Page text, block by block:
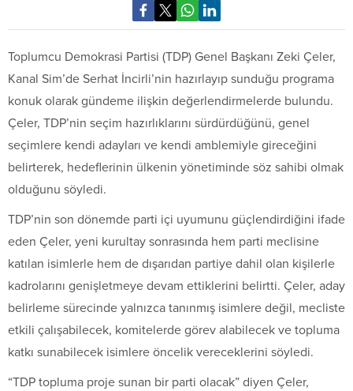
Toplumcu Demokrasi Partisi (TDP) Genel Başkanı Zeki Çeler,
Kanal Sim’de Serhat İncirli’nin hazırlayıp sunduğu programa
konuk olarak gündeme ilişkin değerlendirmelerde bulundu.
Çeler, TDP’nin seçim hazırlıklarını sürdürdüğünü, genel
seçimlere kendi adayları ve kendi amblemiyle gireceğini
belirterek, hedeflerinin ülkenin yönetiminde söz sahibi olmak
olduğunu söyledi.
TDP’nin son dönemde parti içi uyumunu güçlendirdiğini ifade
eden Çeler, yeni kurultay sonrasında hem parti meclisine
katılan isimlerle hem de dışarıdan partiye dahil olan kişilerle
kadrolarını genişletmeye devam ettiklerini belirtti. Çeler, aday
belirleme sürecinde yalnızca tanınmış isimlere değil, mecliste
etkili çalışabilecek, komitelerde görev alabilecek ve topluma
katkı sunabilecek isimlere öncelik vereceklerini söyledi.
“TDP topluma proje sunan bir parti olacak” diyen Çeler,